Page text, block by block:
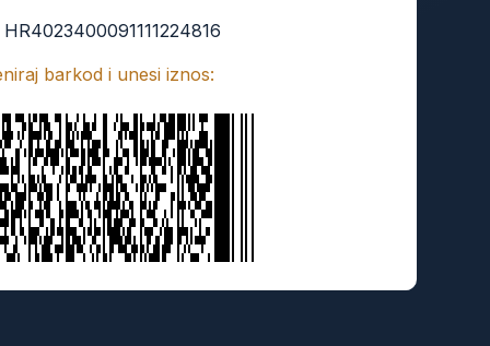
HR4023400091111224816
barkod i unesi iznos: